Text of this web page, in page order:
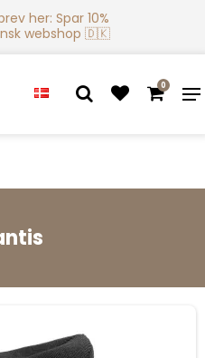
her: Spar 10%
webshop 🇩🇰
0